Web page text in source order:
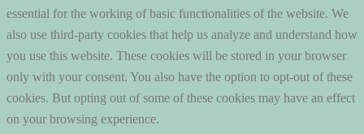
essential for the working of basic functionalities of the website. We
also use third-party cookies that help us analyze and understand how
you use this website. These cookies will be stored in your browser
only with your consent. You also have the option to opt-out of these
cookies. But opting out of some of these cookies may have an effect
on your browsing experience.